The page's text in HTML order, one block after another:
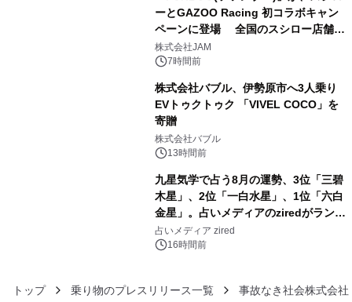
ーとGAZOO Racing 初コラボキャン
ペーンに登場 全国のスシロー店舗で
GR 4車種の FUNBOO(ミニカー)付き
メニューが展開されます
株式会社JAM
7時間前
株式会社バブル、伊勢原市へ3人乗り
EVトゥクトゥク 「VIVEL COCO」を
寄贈
株式会社バブル
13時間前
九星気学で占う8月の運勢、3位「三碧
木星」、2位「一白水星」、1位「六白
金星」。占いメディアのziredがランキ
ングを発表
占いメディア zired
16時間前
トップ 乗り物のプレスリリース一覧 事故なき社会株式会社